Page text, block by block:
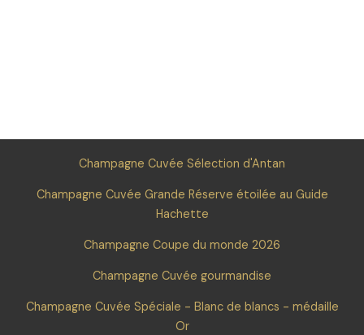
Champagne Cuvée Sélection d'Antan
Champagne Cuvée Grande Réserve étoilée au Guide
Hachette
Champagne Coupe du monde 2026
Champagne Cuvée gourmandise
Champagne Cuvée Spéciale - Blanc de blancs - médaille
Or